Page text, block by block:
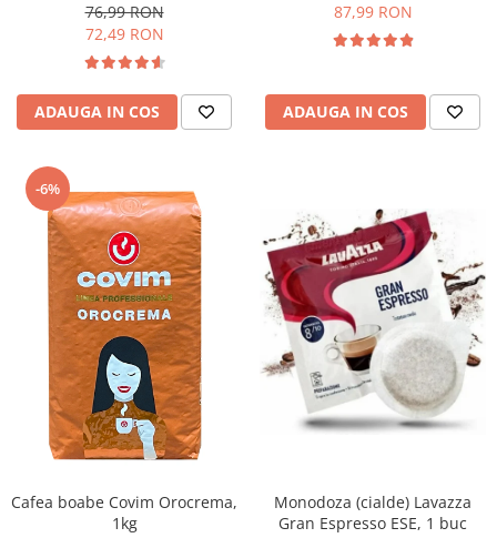
Pahare de cafea
Consumabile
Ciocolata calda
Lapte instant
Pliculete Zahar si Miere
Siropuri
Topping
Aparate SH
Promotii
Stabilizatoare tensiune
Piese schimb espressoare
Curatare
76,99 RON
72,49 RON
ADAUGA IN COS
87,99 RON
ADAUGA IN COS
-6%
Cafea boabe Covim Orocrema,
1kg
Monodoza (cialde) Lavazza
Gran Espresso ESE, 1 buc